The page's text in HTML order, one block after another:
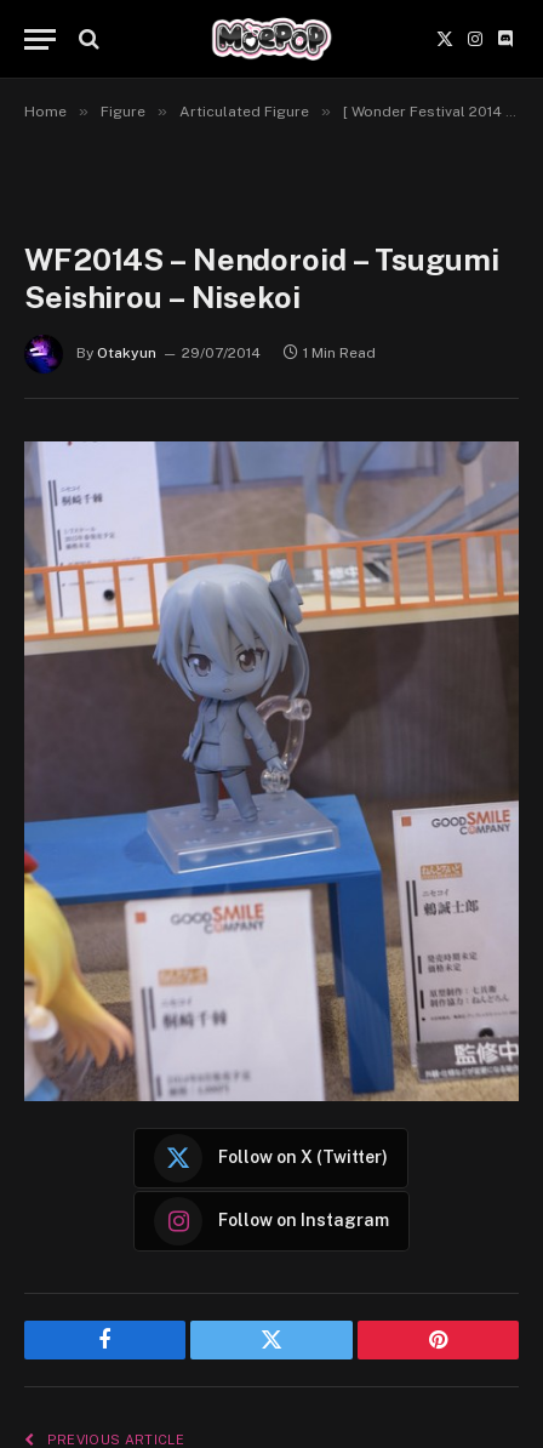
X
(Twitter)
Home » Figure » Articulated Figure » [ Wonder Festival 2014 Summer ] Good Smile Company & Nendoroid
WF2014S – Nendoroid – Tsugumi
Seishirou – Nisekoi
By Otakyun 29/07/2014 1 Min Read
Follow on X (Twitter)
Follow on Instagram
Facebook Twitter Pinterest
PREVIOUS ARTICLE